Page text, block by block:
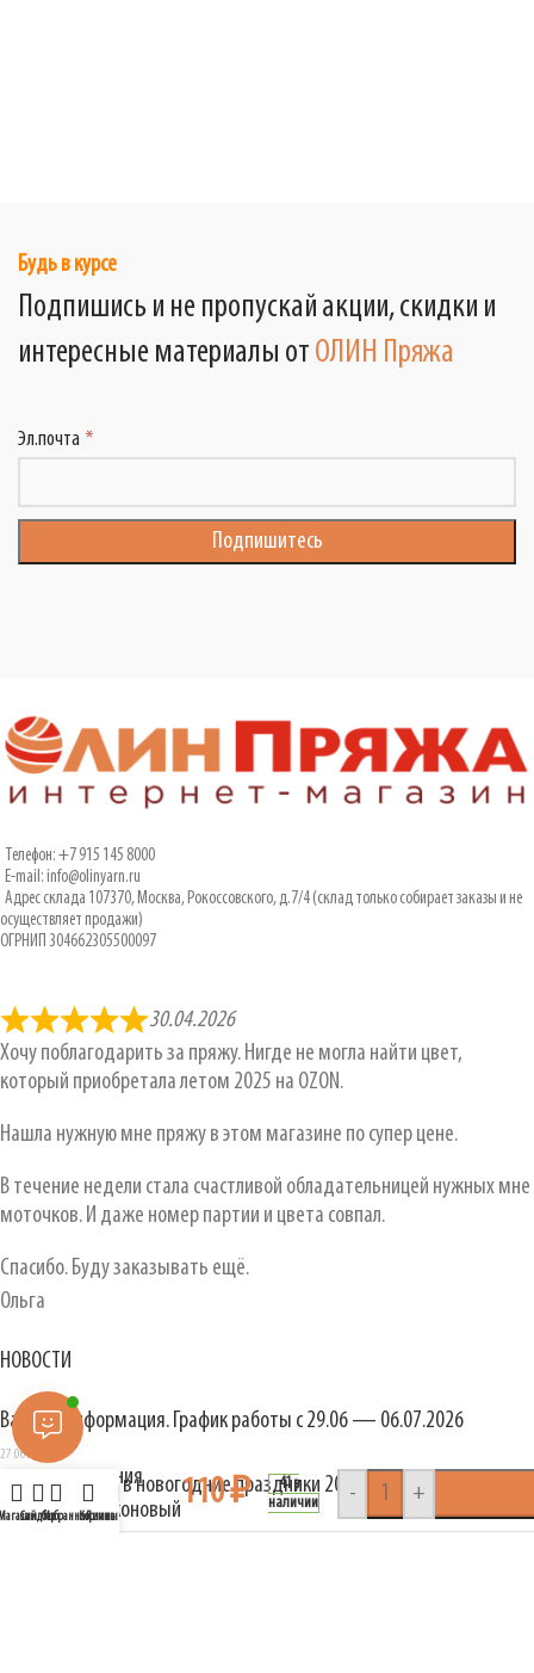
Будь в курсе
Подпишись и не пропускай акции, скидки и
интересные материалы от ОЛИН Пряжа
Эл.почта
Телефон: +7 915 145 8000
E-mail: info@olinyarn.ru
Адрес склада 107370, Москва, Рокоссовского, д.7/4 (склад только собирает заказы и не
осуществляет продажи)
ОГРНИП 304662305500097
30.04.2026
Хочу поблагодарить за пряжу. Нигде не могла найти цвет,
который приобретала летом 2025 на OZON.
Нашла нужную мне пряжу в этом магазине по супер цене.
В течение недели стала счастливой обладательницей нужных мне
моточков. И даже номер партии и цвета совпал.
Спасибо. Буду заказывать ещё.
Ольга
НОВОСТИ
Важная информация. График работы с 29.06 — 06.07.2026
27.06.2026
График работы в новогодние праздники 2026
31.12.2025
СайдбарИзбранноеКорзина
Личный кабинет
Крючок для
вязания
силиконовый110₽
41 в
наличии
- +